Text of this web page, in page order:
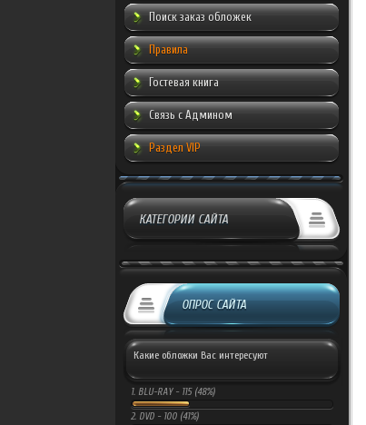
Поиск заказ обложек
Правила
Гостевая книга
Связь с Админом
Раздел VIP
КАТЕГОРИИ САЙТА
ОПРОС САЙТА
Какие обложки Вас интересуют
1. BLU-RAY - 115 (48%)
2. DVD - 100 (41%)